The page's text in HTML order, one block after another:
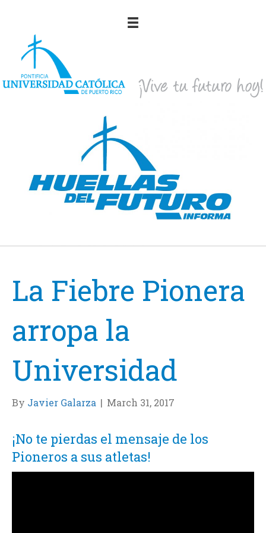
La Fiebre Pionera
arropa la
Universidad
By Javier Galarza | March 31, 2017
¡No te pierdas el mensaje de los
Pioneros a sus atletas!